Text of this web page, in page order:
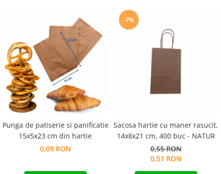
Punga de patiserie si panificatie
15x5x23 cm din hartie
0,09 RON
-7%
Sacosa hartie cu maner rasucit,
14x8x21 cm, 400 buc - NATUR
0,55 RON
0,51 RON